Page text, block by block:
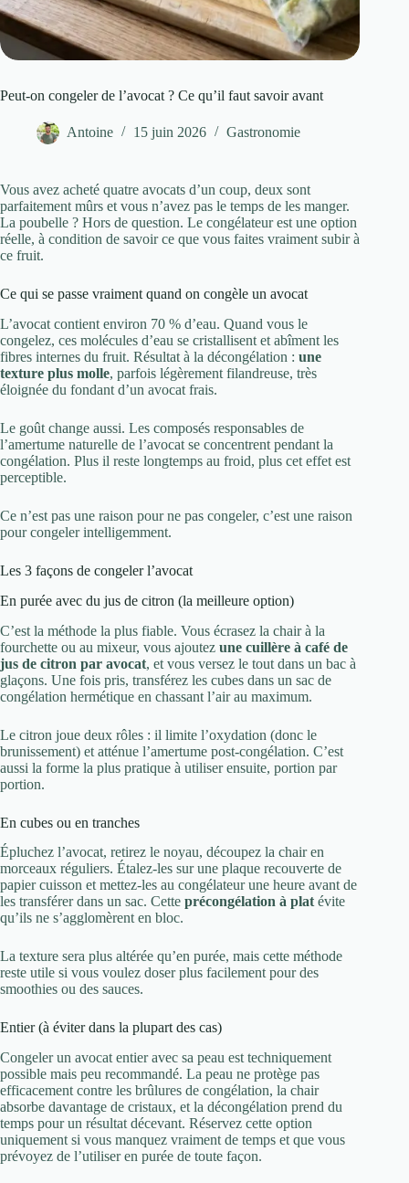
Peut-on congeler de l’avocat ? Ce qu’il faut savoir avant
Antoine 15 juin 2026 Gastronomie
Vous avez acheté quatre avocats d’un coup, deux sont
parfaitement mûrs et vous n’avez pas le temps de les manger.
La poubelle ? Hors de question. Le congélateur est une option
réelle, à condition de savoir ce que vous faites vraiment subir à
ce fruit.
Ce qui se passe vraiment quand on congèle un avocat
L’avocat contient environ 70 % d’eau. Quand vous le
congelez, ces molécules d’eau se cristallisent et abîment les
fibres internes du fruit. Résultat à la décongélation : une
texture plus molle, parfois légèrement filandreuse, très
éloignée du fondant d’un avocat frais.
Le goût change aussi. Les composés responsables de
l’amertume naturelle de l’avocat se concentrent pendant la
congélation. Plus il reste longtemps au froid, plus cet effet est
perceptible.
Ce n’est pas une raison pour ne pas congeler, c’est une raison
pour congeler intelligemment.
Les 3 façons de congeler l’avocat
En purée avec du jus de citron (la meilleure option)
C’est la méthode la plus fiable. Vous écrasez la chair à la
fourchette ou au mixeur, vous ajoutez une cuillère à café de
jus de citron par avocat, et vous versez le tout dans un bac à
glaçons. Une fois pris, transférez les cubes dans un sac de
congélation hermétique en chassant l’air au maximum.
Le citron joue deux rôles : il limite l’oxydation (donc le
brunissement) et atténue l’amertume post-congélation. C’est
aussi la forme la plus pratique à utiliser ensuite, portion par
portion.
En cubes ou en tranches
Épluchez l’avocat, retirez le noyau, découpez la chair en
morceaux réguliers. Étalez-les sur une plaque recouverte de
papier cuisson et mettez-les au congélateur une heure avant de
les transférer dans un sac. Cette précongélation à platévite
qu’ils ne s’agglomèrent en bloc.
La texture sera plus altérée qu’en purée, mais cette méthode
reste utile si vous voulez doser plus facilement pour des
smoothies ou des sauces.
Entier (à éviter dans la plupart des cas)
Congeler un avocat entier avec sa peau est techniquement
possible mais peu recommandé. La peau ne protège pas
efficacement contre les brûlures de congélation, la chair
absorbe davantage de cristaux, et la décongélation prend du
temps pour un résultat décevant. Réservez cette option
uniquement si vous manquez vraiment de temps et que vous
prévoyez de l’utiliser en purée de toute façon.